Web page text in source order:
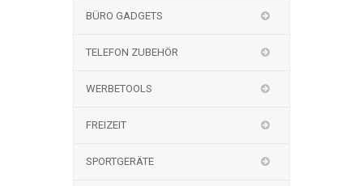
BÜRO GADGETS
TELEFON ZUBEHÖR
WERBETOOLS
FREIZEIT
SPORTGERÄTE